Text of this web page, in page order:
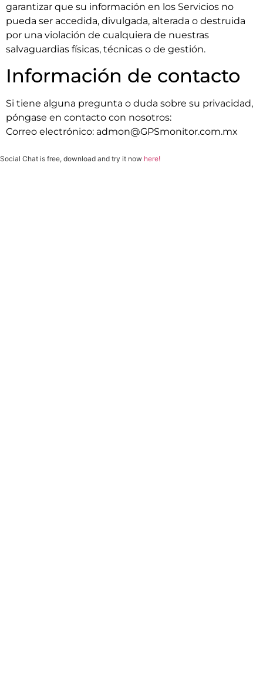
garantizar que su información en los Servicios no
pueda ser accedida, divulgada, alterada o destruida
por una violación de cualquiera de nuestras
salvaguardias físicas, técnicas o de gestión.
Información de contacto
Si tiene alguna pregunta o duda sobre su privacidad,
póngase en contacto con nosotros:
Correo electrónico: admon@GPSmonitor.com.mx
Social Chat is free, download and try it now here!